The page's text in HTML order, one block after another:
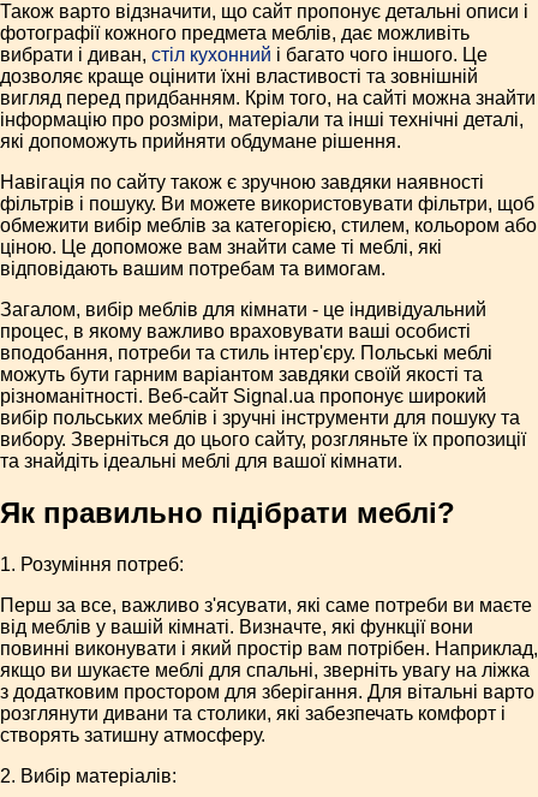
Також варто відзначити, що сайт пропонує детальні описи і
фотографії кожного предмета меблів, дає можливіть
вибрати і диван, стіл кухонний і багато чого іншого. Це
дозволяє краще оцінити їхні властивості та зовнішній
вигляд перед придбанням. Крім того, на сайті можна знайти
інформацію про розміри, матеріали та інші технічні деталі,
які допоможуть прийняти обдумане рішення.
Навігація по сайту також є зручною завдяки наявності
фільтрів і пошуку. Ви можете використовувати фільтри, щоб
обмежити вибір меблів за категорією, стилем, кольором або
ціною. Це допоможе вам знайти саме ті меблі, які
відповідають вашим потребам та вимогам.
Загалом, вибір меблів для кімнати - це індивідуальний
процес, в якому важливо враховувати ваші особисті
вподобання, потреби та стиль інтер'єру. Польські меблі
можуть бути гарним варіантом завдяки своїй якості та
різноманітності. Веб-сайт Signal.ua пропонує широкий
вибір польських меблів і зручні інструменти для пошуку та
вибору. Зверніться до цього сайту, розгляньте їх пропозиції
та знайдіть ідеальні меблі для вашої кімнати.
Як правильно підібрати меблі?
1. Розуміння потреб:
Перш за все, важливо з'ясувати, які саме потреби ви маєте
від меблів у вашій кімнаті. Визначте, які функції вони
повинні виконувати і який простір вам потрібен. Наприклад,
якщо ви шукаєте меблі для спальні, зверніть увагу на ліжка
з додатковим простором для зберігання. Для вітальні варто
розглянути дивани та столики, які забезпечать комфорт і
створять затишну атмосферу.
2. Вибір матеріалів: